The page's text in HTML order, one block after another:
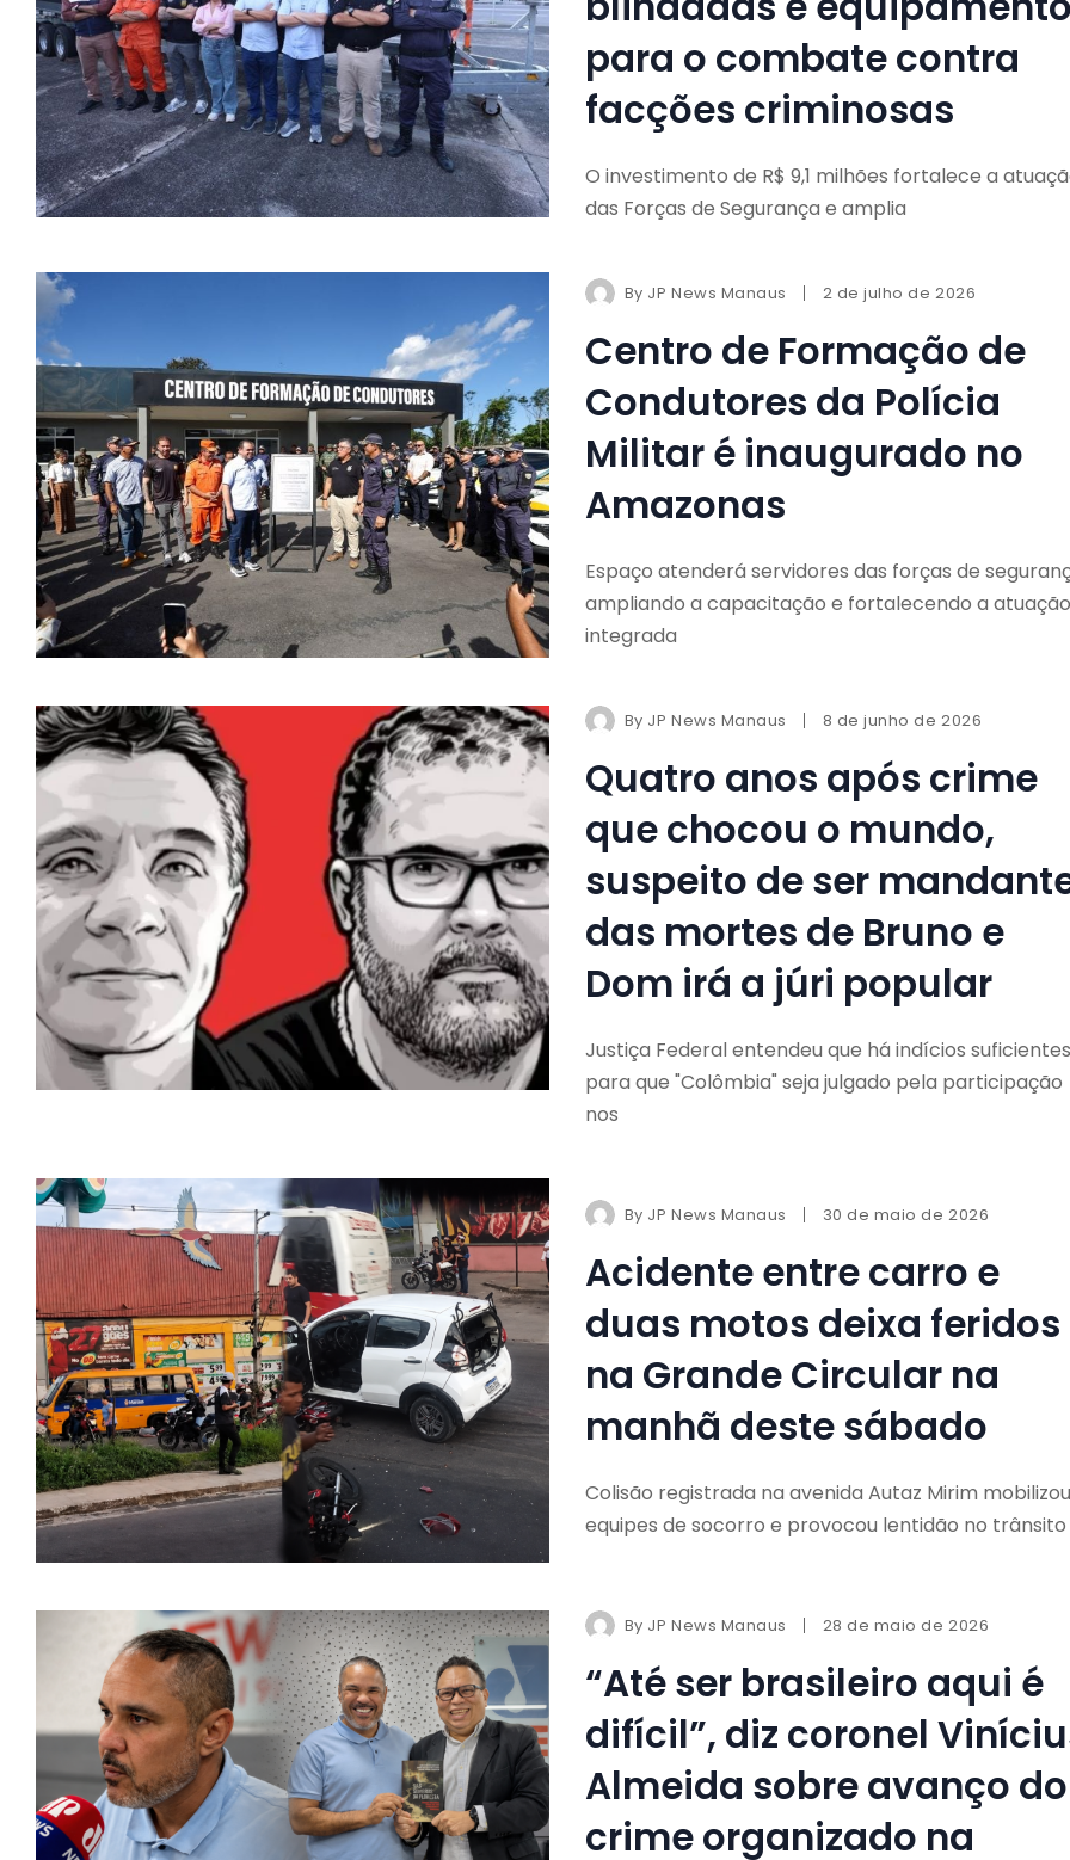
para o combate contra
facções criminosas
O investimento de R$ 9,1 milhões fortalece a
das Forças de Segurança e amplia
By JP News Manaus 2 de julho de 2026
Centro de Formação de
Condutores da Polícia
Militar é inaugurado no
Amazonas
Espaço atenderá servidores das forças de
ampliando a capacitação e fortalecendo a atuação
integrada
By JP News Manaus 8 de junho de 2026
Quatro anos após crime
que chocou o mundo,
suspeito de ser
das mortes de Bruno e
Dom irá a júri popular
Justiça Federal entendeu que há indícios suficientes
para que "Colômbia" seja julgado pela participação
nos
By JP News Manaus 30 de maio de 2026
Acidente entre carro e
duas motos deixa feridos
na Grande Circular na
manhã deste sábado
Colisão registrada na avenida Autaz Mirim mobilizou
equipes de socorro e provocou lentidão no trânsito
By JP News Manaus 28 de maio de 2026
“Até ser brasileiro aqui é
difícil”, diz coronel
Almeida sobre avanço do
crime organizado na